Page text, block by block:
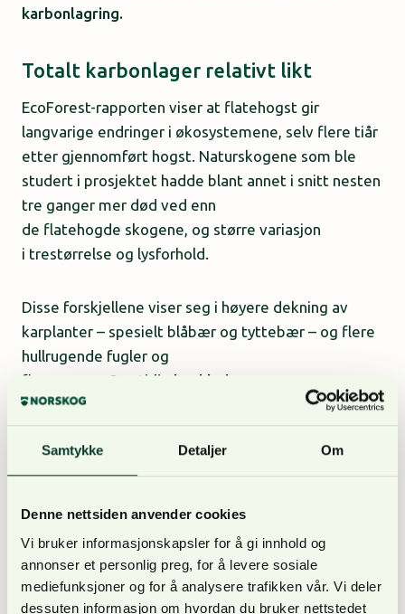
Samtykke Detaljer Om
Denne nettsiden anvender cookies
Vi bruker informasjonskapsler for å gi innhold og
annonser et personlig preg, for å levere sosiale
mediefunksjoner og for å analysere trafikken vår. Vi deler
dessuten informasjon om hvordan du bruker nettstedet
karbonlagring.
Totalt karbonlager relativt likt
EcoForest-rapporten viser at flatehogst gir
langvarige endringer i økosystemene, selv flere tiår
etter gjennomført hogst. Naturskogene som ble
studert i prosjektet hadde blant annet i snitt nesten
tre ganger mer død ved enn
de flatehogde skogene, og større variasjon
i trestørrelse og lysforhold.
Disse forskjellene viser seg i høyere dekning av
karplanter – spesielt blåbær og tyttebær – og flere
hullrugende fugler og
flaggermus.
Samtidig konkluderer
prosjektrapporten med at det ikke
er betydelige forskjeller i det totaleantalletarter
– det er
selveartssammensetningensom endres etter
Når det gjelder karbonlagring, fant forskerne at det
totale karbonlageret er relativt likt mellom de to
skogtypene, men fordelt litt ulikt.